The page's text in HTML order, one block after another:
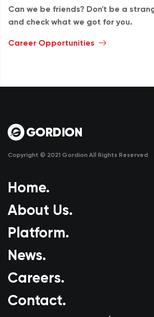
Can we be friends? Don't be a
and check what we got for you.
Career Opportunities
Copyright © 2021 Gordion All Rights Reserved
Home.
About Us.
Platform.
News.
Careers.
Contact.